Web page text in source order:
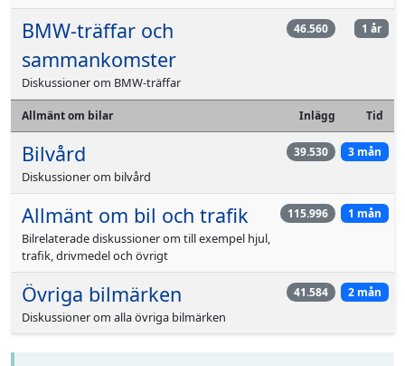
BMW-träffar och
sammankomster
Diskussioner om BMW-träffar
46.560 1 år
Allmänt om bilar Inlägg Tid
Bilvård
Diskussioner om bilvård
39.530 3 mån
Allmänt om bil och trafik
Bilrelaterade diskussioner om till exempel hjul,
trafik, drivmedel och övrigt
115.996 1 mån
Övriga bilmärken
Diskussioner om alla övriga bilmärken
41.584 2 mån